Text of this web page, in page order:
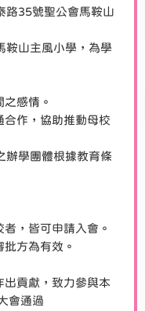
35號聖公會馬鞍山
山主風小學，為學
感情。
，協助推動母校
學團體根據教育條
皆可申請入會。
為有效。
獻，致力參與本
會通過